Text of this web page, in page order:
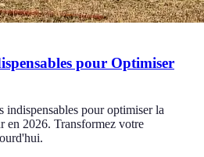
pour Optimiser
indispensables pour optimiser la
en 2026. Transformez votre